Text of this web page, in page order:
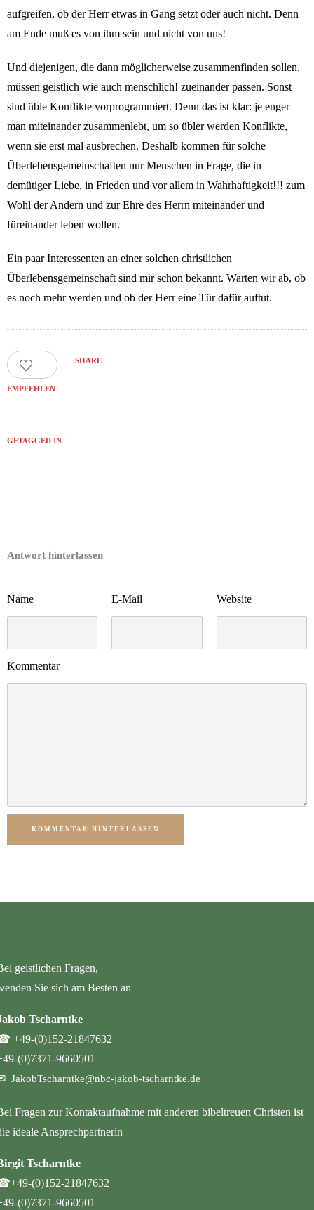
aufgreifen, ob der Herr etwas in Gang setzt oder auch nicht. Denn
am Ende muß es von ihm sein und nicht von uns!
Und diejenigen, die dann möglicherweise zusammenfinden sollen,
müssen geistlich wie auch menschlich! zueinander passen. Sonst
sind üble Konflikte vorprogrammiert. Denn das ist klar: je enger
man miteinander zusammenlebt, um so übler werden Konflikte,
wenn sie erst mal ausbrechen. Deshalb kommen für solche
Überlebensgemeinschaften nur Menschen in Frage, die in
demütiger Liebe, in Frieden und vor allem in Wahrhaftigkeit!!! zum
Wohl der Andern und zur Ehre des Herrn miteinander und
füreinander leben wollen.
Ein paar Interessenten an einer solchen christlichen
Überlebensgemeinschaft sind mir schon bekannt. Warten wir ab, ob
es noch mehr werden und ob der Herr eine Tür dafür auftut.
EMPFEHLEN
SHARE
GETAGGED IN
Antwort hinterlassen
Name E-Mail Website
Kommentar
KOMMENTAR HINTERLASSEN
geistlichen Fragen,
Sie sich am Besten an
Tscharntke
+49-(0)152-21847632
(0)7371-9660501
JakobTscharntke@nbc-jakob-tscharntke.de
Fragen zur Kontaktaufnahme mit anderen bibeltreuen Christen ist
ideale Ansprechpartnerin
Tscharntke
+49-(0)152-21847632
(0)7371-9660501